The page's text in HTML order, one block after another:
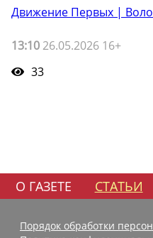
Движение Первых |
13:10 26.05.2026 16+
33
О ГАЗЕТЕ СТАТЬИ
Порядок обработки